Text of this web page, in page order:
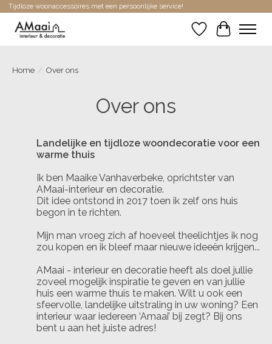
Tijdloze woonaccessoires met een persoonlijke service!
Verlanglijst
Home / Over ons
Over ons
Landelijke en tijdloze woondecoratie voor een
warme thuis
Ik ben Maaike Vanhaverbeke, oprichtster van
AMaai-interieur en decoratie.
Dit idee ontstond in 2017 toen ik zelf ons huis
begon in te richten.
Mijn man vroeg zich af hoeveel theelichtjes ik nog
zou kopen en ik bleef maar nieuwe ideeën krijgen...
AMaai - interieur en decoratie heeft als doel jullie
zoveel mogelijk inspiratie te geven en van jullie
huis een warme thuis te maken. Wilt u ook een
sfeervolle, landelijke uitstraling in uw woning? Een
interieur waar iedereen ‘Amaai’ bij zegt? Bij ons
bent u aan het juiste adres!